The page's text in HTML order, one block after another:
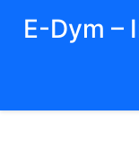
E-Dym –